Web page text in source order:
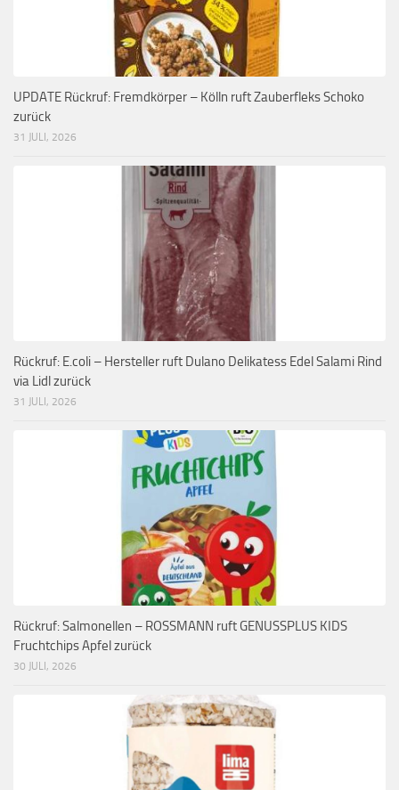
UPDATE Rückruf: Fremdkörper – Kölln ruft Zauberfleks Schoko
zurück
31 JULI, 2026
Rückruf: E.coli – Hersteller ruft Dulano Delikatess Edel Salami Rind
via Lidl zurück
31 JULI, 2026
Rückruf: Salmonellen – ROSSMANN ruft GENUSSPLUS KIDS
Fruchtchips Apfel zurück
30 JULI, 2026